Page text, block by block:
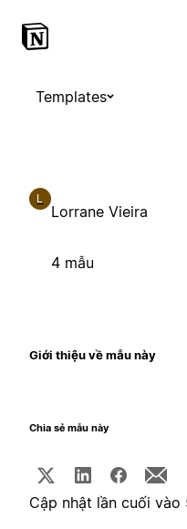
Templates
L
Lorrane Vieira
4 mẫu
Giới thiệu về mẫu này
Chia sẻ mẫu này
Cập nhật lần cuối